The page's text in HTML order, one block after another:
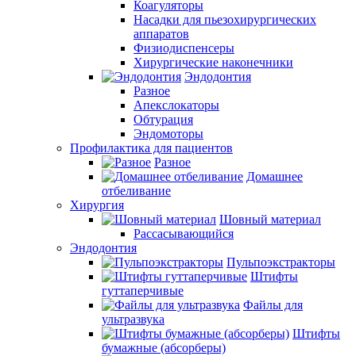
Коагуляторы
Насадки для пьезохирургических
аппаратов
Физиодиспенсеры
Хирургические наконечники
Эндодонтия
Разное
Апекслокаторы
Обтурация
Эндомоторы
Профилактика для пациентов
Разное
Домашнее
отбеливание
Хирургия
Шовный материал
Рассасывающийся
Эндодонтия
Пульпоэкстракторы
Штифты
гуттаперчивые
Файлы для
ультразвука
Штифты
бумажные (абсорберы)